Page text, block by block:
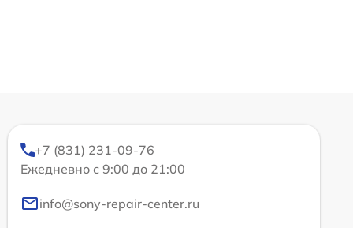
+7 (831) 231-09-76
Ежедневно с 9:00 до 21:00
info@sony-repair-center.ru